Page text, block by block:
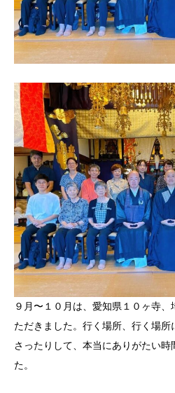
９月〜１０月は、愛知県１０ヶ寺
ただきました。行く場所、行く場
さったりして、本当にありがたい時
た。